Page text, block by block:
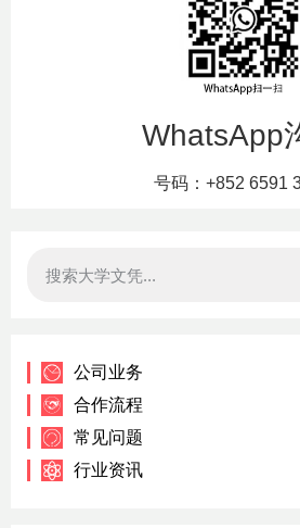
WhatsApp
号码：+852 6591
公司业务
合作流程
常见问题
行业资讯